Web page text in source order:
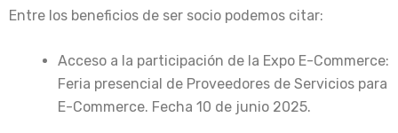
Entre los beneficios de ser socio podemos citar:
Acceso a la participación de la Expo E-Commerce:
Feria presencial de Proveedores de Servicios para
E-Commerce. Fecha 10 de junio 2025.